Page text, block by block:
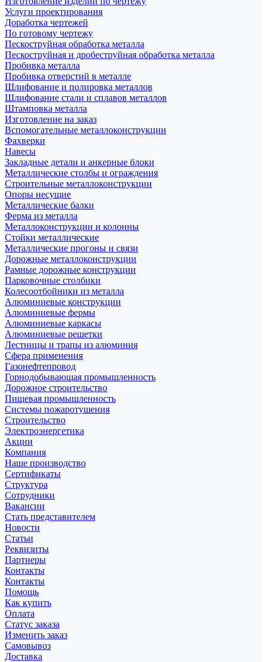
Услуги проектирования
Доработка чертежей
По готовому чертежу
Пескоструйная обработка металла
Пескоструйная и дробеструйная обработка металла
Пробивка металла
Пробивка отверстий в металле
Шлифование и полировка металлов
Шлифование стали и сплавов металлов
Штамповка металла
Изготовление на заказ
Вспомогательные металлоконструкции
Фахверки
Навесы
Закладные детали и анкерные блоки
Металлические столбы и ограждения
Строительные металлоконструкции
Опоры несущие
Металлические балки
Ферма из металла
Металлоконструкции и колонны
Стойки металлические
Металлические прогоны и связи
Дорожные металлоконструкции
Рамные дорожные конструкции
Парковочные столбики
Колесоотбойники из металла
Алюминиевые конструкции
Алюминиевые фермы
Алюминиевые каркасы
Алюминиевые решетки
Лестницы и трапы из алюминия
Сфера применения
Газонефтепровод
Горнодобывающая промышленность
Дорожное строительство
Пищевая промышленность
Системы пожаротушения
Строительство
Электроэнергетика
Акции
Компания
Наше производство
Сертификаты
Структура
Сотрудники
Вакансии
Стать представителем
Новости
Статьи
Реквизиты
Партнеры
Контакты
Контакты
Помощь
Как купить
Оплата
Статус заказа
Изменить заказ
Самовывоз
Доставка